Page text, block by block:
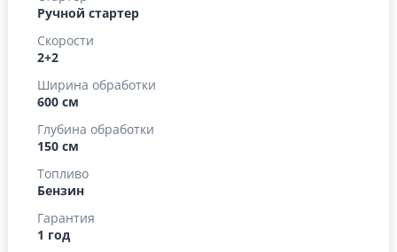
Ручной стартер
Скорости
2+2
Ширина обработки
600 см
Глубина обработки
150 см
Топливо
Бензин
Гарантия
1 год